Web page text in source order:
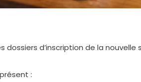
dossiers d’inscription de la
: